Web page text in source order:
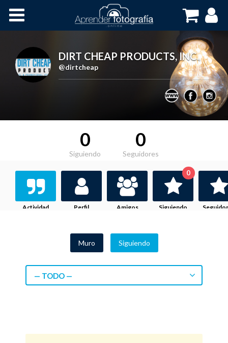
Cursos OnLine
DIRT CHEAP PRODUCTS, INC.,
@dirtcheap
0
Siguiendo
0
Seguidores
Actividad Perfil Amigos Siguiendo
0
Muro Siguiendo
— TODO —